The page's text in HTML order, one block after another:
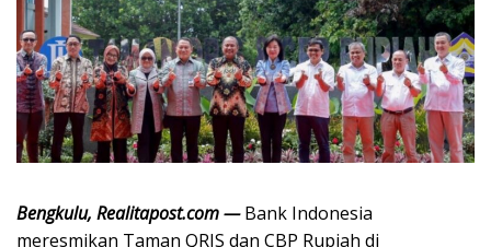
Bengkulu, Realitapost.com — Bank Indonesia
meresmikan Taman QRIS dan CBP Rupiah di